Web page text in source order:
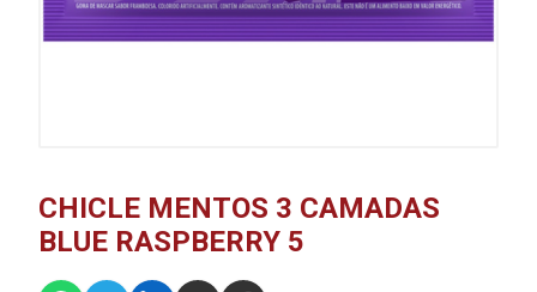
CHICLE MENTOS 3 CAMADAS
BLUE RASPBERRY 5